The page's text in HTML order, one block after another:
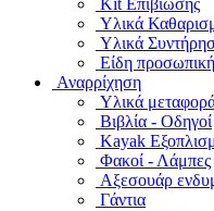
Kit Επιβίωσης
Υλικά
Υλικά
Είδη
Αναρρίχηση
Υλικά
Βιβλία - Οδηγοί
Kayak
Φακοί - Λάμπες
Αξεσουάρ
Γάντια